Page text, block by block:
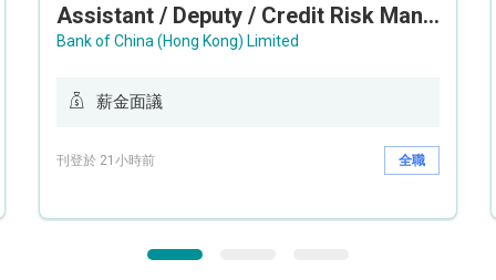
Assistant / Deputy / Credit Risk Manager (Credit Monitoring)
Bank of China (Hong Kong) Limited
薪金面議
刊登於 21小時前 全職